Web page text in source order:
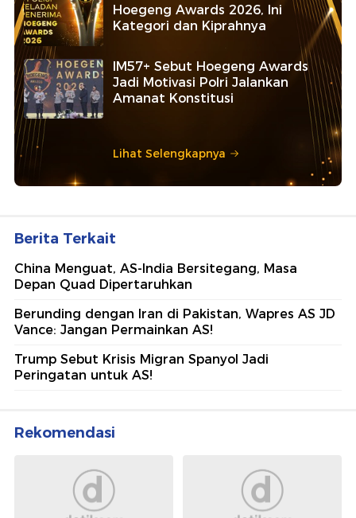
Hoegeng Awards 2026, Ini
Kategori dan Kiprahnya
IM57+ Sebut Hoegeng Awards
Jadi Motivasi Polri Jalankan
Amanat Konstitusi
Lihat Selengkapnya
Berita Terkait
China Menguat, AS-India Bersitegang, Masa
Depan Quad Dipertaruhkan
Berunding dengan Iran di Pakistan, Wapres AS JD
Vance: Jangan Permainkan AS!
Trump Sebut Krisis Migran Spanyol Jadi
Peringatan untuk AS!
Rekomendasi